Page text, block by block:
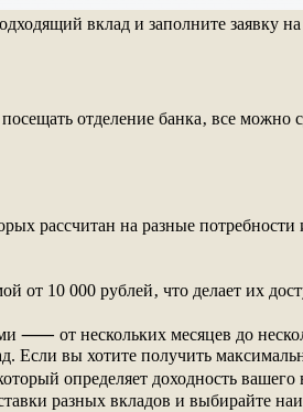
вклад и заполните заявку на
отделение банка‚ все можно
рассчитан на разные
от 10 000 рублей‚ что делает их
⸺ от нескольких месяцев до
Если вы хотите получить
определяет доходность
разных вкладов и выбирайте